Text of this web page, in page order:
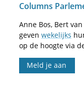
Columns
Anne Bos, Bert
geven wekelijks
op de hoogte via
Meld je aan